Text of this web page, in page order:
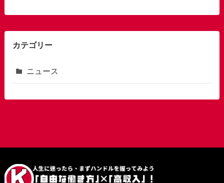
カテゴリー
ニュース